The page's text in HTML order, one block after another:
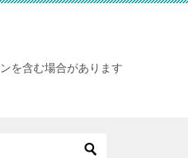
を含む場合があります